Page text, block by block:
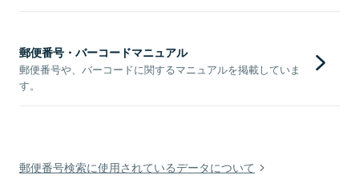
郵便番号・バーコードマニュアル
郵便番号や、バーコードに関するマニュアルを掲載していま
す。
郵便番号検索に使用されているデータについて